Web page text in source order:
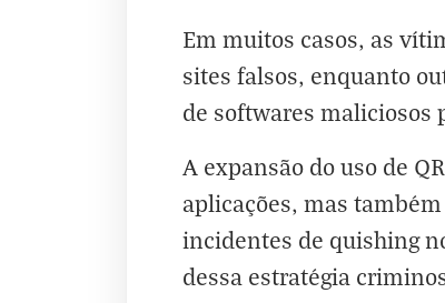
Em muitos casos, as
sites falsos, enquanto
de softwares maliciosos
A expansão do uso de
aplicações, mas
incidentes de quishing
dessa estratégia